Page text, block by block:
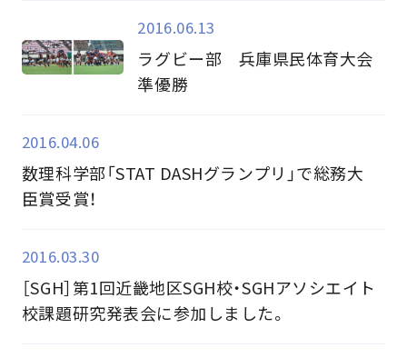
2016.06.13
ラグビー部 兵庫県民体育大会
準優勝
2016.04.06
数理科学部「STAT DASHグランプリ」で総務大
臣賞受賞！
2016.03.30
［SGH］第1回近畿地区SGH校・SGHアソシエイト
校課題研究発表会に参加しました。